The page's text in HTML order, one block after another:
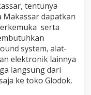
tentunya
Makassar dapatkan
serta
system, alat-
elektronik lainnya
langsung dari
ke toko Glodok.